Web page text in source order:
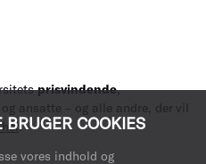
COOKIES
vores indhold og
prisvindende,
ansatte – og alle andre, der vil
.